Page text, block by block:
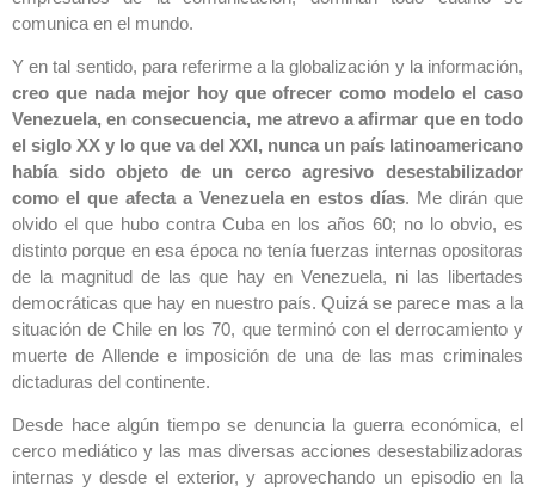
comunica en el mundo.
Y en tal sentido, para referirme a la globalización y la información,
creo que nada mejor hoy que ofrecer como modelo el caso
Venezuela, en consecuencia, me atrevo a afirmar que en todo
el siglo XX y lo que va del XXI, nunca un país latinoamericano
había sido objeto de un cerco agresivo desestabilizador
como el que afecta a Venezuela en estos días. Me dirán que
olvido el que hubo contra Cuba en los años 60; no lo obvio, es
distinto porque en esa época no tenía fuerzas internas opositoras
de la magnitud de las que hay en Venezuela, ni las libertades
democráticas que hay en nuestro país. Quizá se parece mas a la
situación de Chile en los 70, que terminó con el derrocamiento y
muerte de Allende e imposición de una de las mas criminales
dictaduras del continente.
Desde hace algún tiempo se denuncia la guerra económica, el
cerco mediático y las mas diversas acciones desestabilizadoras
internas y desde el exterior, y aprovechando un episodio en la